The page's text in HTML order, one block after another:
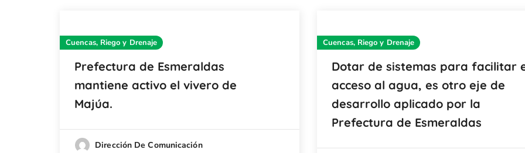
Cuencas, Riego y Drenaje
Prefectura de Esmeraldas
mantiene activo el vivero de
Majúa.
Dirección De Comunicación
Cuencas, Riego y Drenaje
Dotar de sistemas para facilitar
acceso al agua, es otro eje de
desarrollo aplicado por la
Prefectura de Esmeraldas